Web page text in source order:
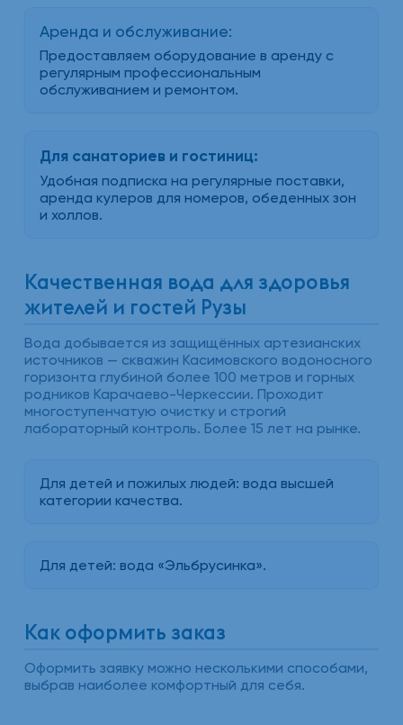
Аренда и обслуживание:
Предоставляем оборудование в аренду с
регулярным профессиональным
обслуживанием и ремонтом.
Для санаториев и гостиниц:
Удобная подписка на регулярные поставки,
аренда кулеров для номеров, обеденных зон
и холлов.
Качественная вода для здоровья
жителей и гостей Рузы
Вода добывается из защищённых артезианских
источников — скважин Касимовского водоносного
горизонта глубиной более 100 метров и горных
родников Карачаево-Черкессии. Проходит
многоступенчатую очистку и строгий
лабораторный контроль. Более 15 лет на рынке.
Для детей и пожилых людей: вода высшей
категории качества.
Для детей: вода «Эльбрусинка».
Как оформить заказ
Оформить заявку можно несколькими способами,
выбрав наиболее комфортный для себя.